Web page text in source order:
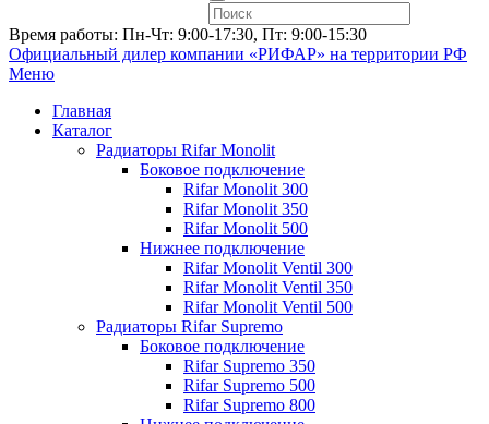
Время работы: Пн-Чт: 9:00-17:30, Пт: 9:00-15:30
Официальный дилер компании «РИФАР» на территории РФ
Меню
Главная
Каталог
Радиаторы Rifar Monolit
Боковое подключение
Rifar Monolit 300
Rifar Monolit 350
Rifar Monolit 500
Нижнее подключение
Rifar Monolit Ventil 300
Rifar Monolit Ventil 350
Rifar Monolit Ventil 500
Радиаторы Rifar Supremo
Боковое подключение
Rifar Supremo 350
Rifar Supremo 500
Rifar Supremo 800